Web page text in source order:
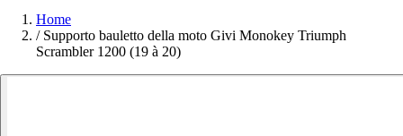
Home
/ Supporto bauletto della moto Givi Monokey Triumph
Scrambler 1200 (19 à 20)